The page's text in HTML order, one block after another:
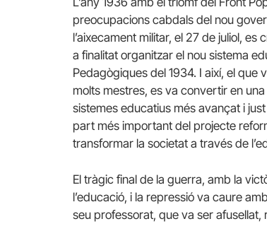
preocupacions cabdals del nou
l’aixecament militar, el 27 de juliol,
a finalitat organitzar el nou sistema
Pedagògiques del 1934. I així, el que
molts mestres, es va convertir en
sistemes educatius més avançat i
part més important del projecte
transformar la societat a través de
El tràgic final de la guerra, amb la
l’educació, i la repressió va caure
seu professorat, que va ser afusellat,